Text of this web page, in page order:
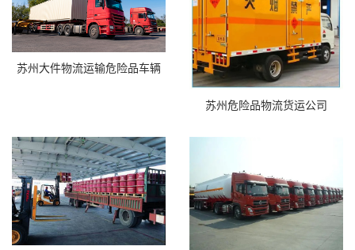
苏州大件物流运输危险品车辆
苏州危险品物流货运公司